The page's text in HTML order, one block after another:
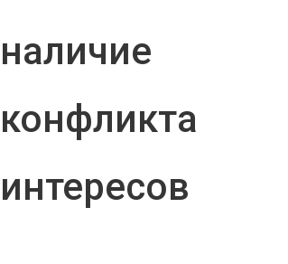
наличие
конфликта
интересов